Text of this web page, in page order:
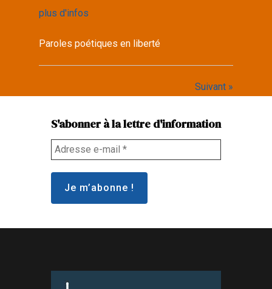
plus d'infos
Paroles poétiques en liberté
Suivant »
S'abonner à la lettre d'information